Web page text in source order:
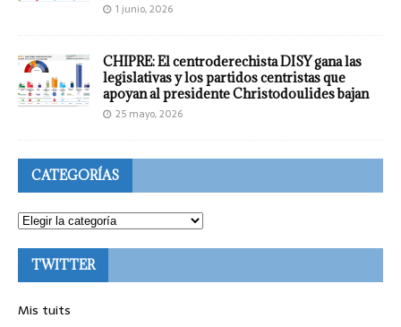
1 junio, 2026
CHIPRE: El centroderechista DISY gana las
legislativas y los partidos centristas que
apoyan al presidente Christodoulides bajan
25 mayo, 2026
CATEGORÍAS
TWITTER
Mis tuits